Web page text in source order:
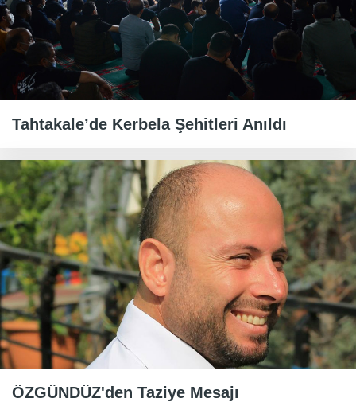
Tahtakale’de Kerbela Şehitleri Anıldı
ÖZGÜNDÜZ'den Taziye Mesajı